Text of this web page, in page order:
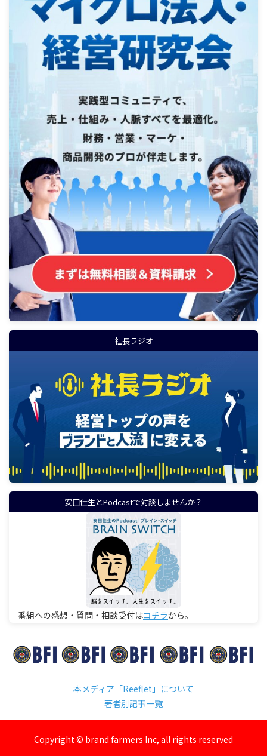
社長ラジオ
安田佳生とPodcastで対談しませんか？
番組への感想・質問・相談受付はコチラから。
本メディア「Reeflet」について
著者別記事一覧
Copyright © brand farmers Inc, all rights reserved